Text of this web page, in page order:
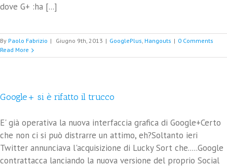
dove G+ :ha [...]
By Paolo Fabrizio | Giugno 9th, 2013 | GooglePlus, Hangouts | 0 Comments
Read More
Google+ si è rifatto il trucco
E' già operativa la nuova interfaccia grafica di Google+Certo
che non ci si può distrarre un attimo, eh?Soltanto ieri
Twitter annunciava l'acquisizione di Lucky Sort che.....Google
contrattacca lanciando la nuova versione del proprio Social